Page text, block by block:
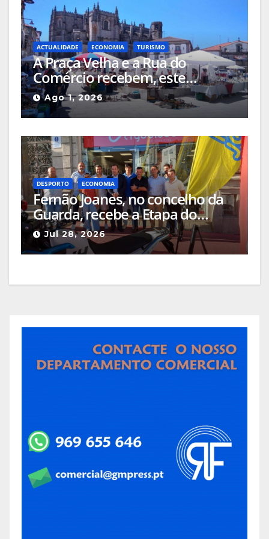
ACTUALIDADE ECONOMIA TURISMO
A Praça Velha e a Rua do
Comércio recebem, este
domingo, a Feira de
Antiguidades e Colecionismo
Ago 1, 2026
DESPORTO ECONOMIA
Fernão Joanes, no concelho da
Guarda, recebe a Etapa do
Campeonato Nacional de
Supercross a 8 de agosto
Jul 28, 2026